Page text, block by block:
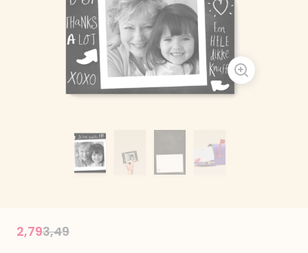
Price reduced from
3,49to
2,79